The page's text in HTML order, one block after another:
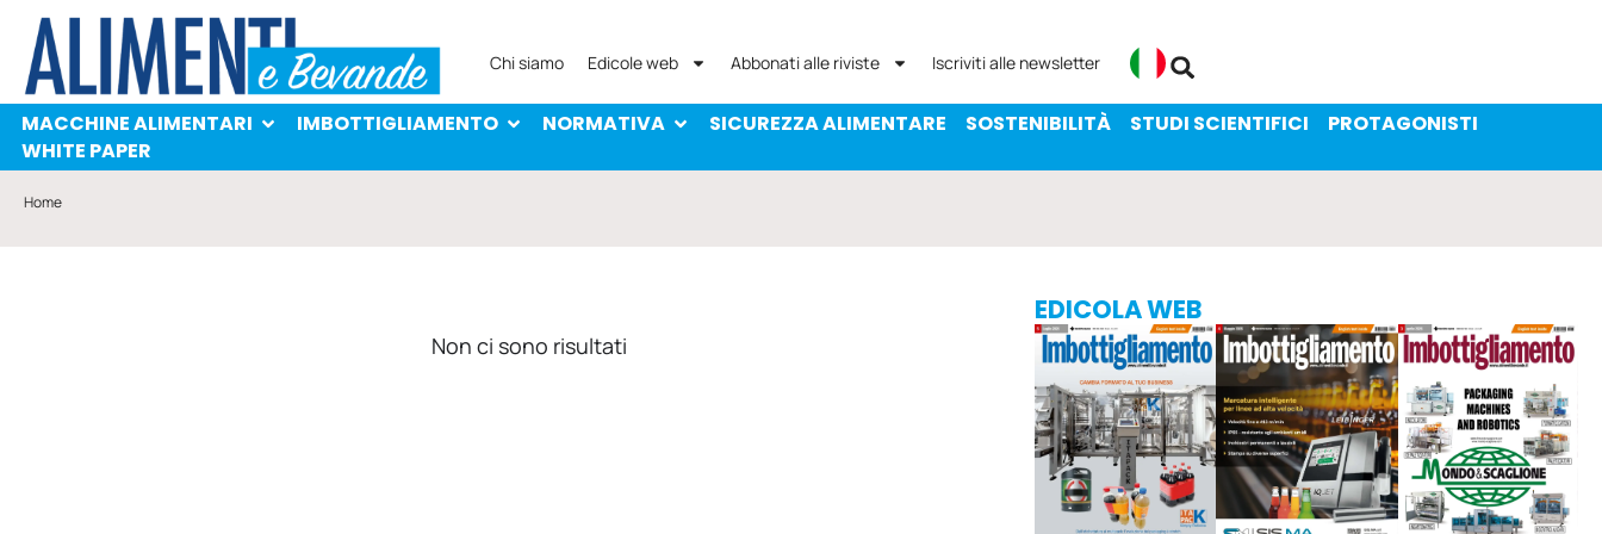
MACCHINE ALIMENTARI
PROTAGONISTI
WHITE PAPER
Chi siamo Edicole web Abbonati alle riviste Iscriviti alle newsletter
MACCHINE ALIMENTARI IMBOTTIGLIAMENTO NORMATIVA SICUREZZA ALIMENTARE SOSTENIBILITÀ STUDI SCIENTIFICI
PROTAGONISTI
WHITE PAPER
Home
Non ci sono risultati
EDICOLA WEB